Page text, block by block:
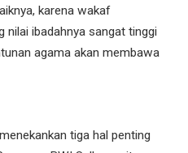
karena wakaf
nilai ibadahnya sangat tinggi
agama akan membawa
tiga hal penting